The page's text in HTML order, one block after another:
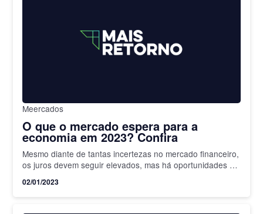
Meercados
O que o mercado espera para a
economia em 2023? Confira
Mesmo diante de tantas incertezas no mercado financeiro,
os juros devem seguir elevados, mas há oportunidades na
02/01/2023